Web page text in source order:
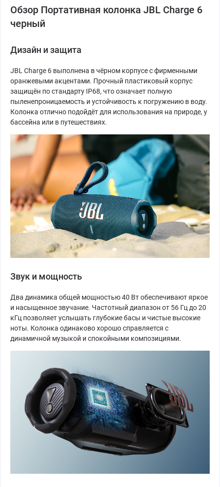
Обзор Портативная колонка JBL Charge 6
черный
Дизайн и защита
JBL Charge 6 выполнена в чёрном корпусе с фирменными
оранжевыми акцентами. Прочный пластиковый корпус
защищён по стандарту IP68, что означает полную
пыленепроницаемость и устойчивость к погружению в воду.
Колонка отлично подойдёт для использования на природе, у
бассейна или в путешествиях.
Звук и мощность
Два динамика общей мощностью 40 Вт обеспечивают яркое
и насыщенное звучание. Частотный диапазон от 56 Гц до 20
кГц позволяет услышать глубокие басы и чистые высокие
ноты. Колонка одинаково хорошо справляется с
динамичной музыкой и спокойными композициями.